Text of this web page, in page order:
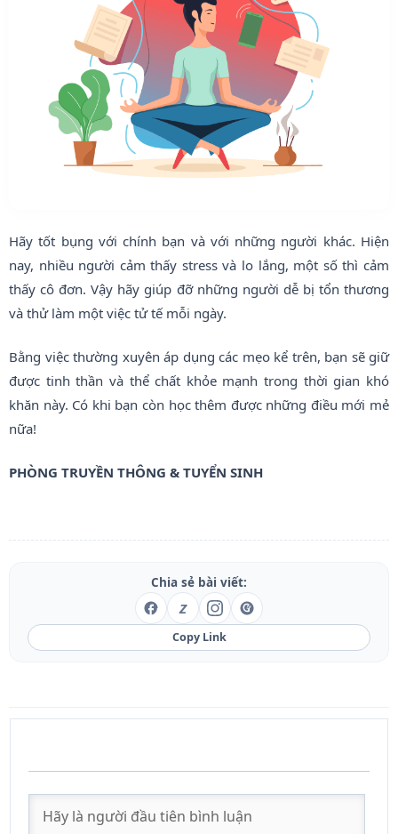
Hãy tốt bụng với chính bạn và với những người khác. Hiện
nay, nhiều người cảm thấy stress và lo lắng, một số thì cảm
thấy cô đơn. Vậy hãy giúp đỡ những người dễ bị tổn thương
và thử làm một việc tử tế mỗi ngày.
Bằng việc thường xuyên áp dụng các mẹo kể trên, bạn sẽ giữ
được tinh thần và thể chất khỏe mạnh trong thời gian khó
khăn này. Có khi bạn còn học thêm được những điều mới mẻ
nữa!
PHÒNG TRUYỀN THÔNG & TUYỂN SINH
Chia sẻ bài viết:
Z
Copy Link